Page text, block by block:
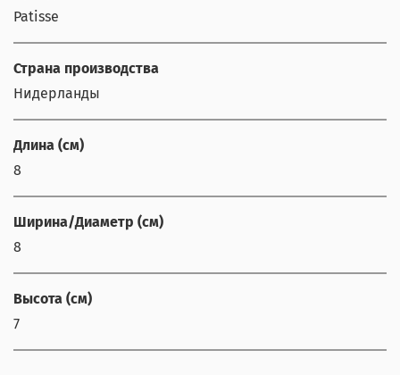
Patisse
Страна производства
Нидерланды
Длина (см)
8
Ширина/Диаметр (см)
8
Высота (см)
7